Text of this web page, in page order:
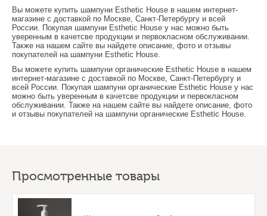
Вы можете купить шампуни Esthetic House в нашем интернет-
магазине с доставкой по Москве, Санкт-Петербургу и всей
России. Покупая шампуни Esthetic House у нас можно быть
уверенным в качетсве продукции и первокласном обслуживании.
Также на нашем сайте вы найдете описание, фото и отзывы
покупателей на шампуни Esthetic House.
Вы можете купить шампуни органические Esthetic House в нашем
интернет-магазине с доставкой по Москве, Санкт-Петербургу и
всей России. Покупая шампуни органические Esthetic House у нас
можно быть уверенным в качетсве продукции и первокласном
обслуживании. Также на нашем сайте вы найдете описание, фото
и отзывы покупателей на шампуни органические Esthetic House.
Просмотренные товары